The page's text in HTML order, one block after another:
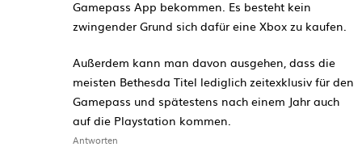
Gamepass App bekommen. Es besteht kein
zwingender Grund sich dafür eine Xbox zu kaufen.
Außerdem kann man davon ausgehen, dass die
meisten Bethesda Titel lediglich zeitexklusiv für den
Gamepass und spätestens nach einem Jahr auch
auf die Playstation kommen.
Antworten